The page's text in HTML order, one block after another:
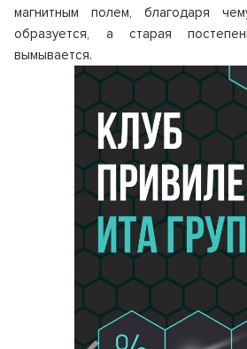
магнитным полем, благодаря
образуется, а старая
вымывается.